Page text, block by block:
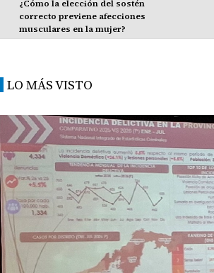
¿Cómo la elección del sostén
correcto previene afecciones
musculares en la mujer?
LO MÁS VISTO